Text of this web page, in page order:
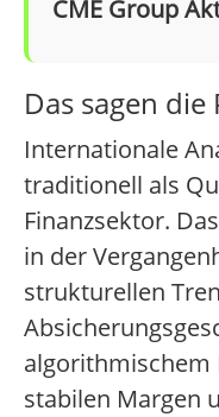
CME Group
Das sagen
Internationale
traditionell als
Finanzsektor.
in der
strukturellen
algorithmischem
stabilen Margen